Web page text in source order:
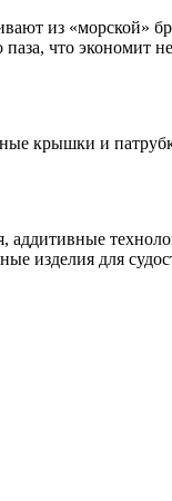
из «морской»
что экономит
крышки и
изделия для